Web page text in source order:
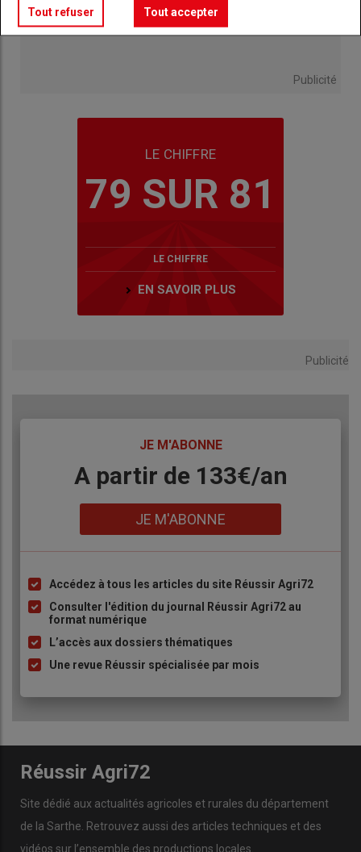
Publicité
LE CHIFFRE
79 SUR 81
LE CHIFFRE
EN SAVOIR PLUS
Publicité
JE M'ABONNE
BodyA partir de 133€/an
JE M'ABONNE
Liste
à
puce
Accédez à tous les articles du site Réussir Agri72
Consulter l'édition du journal Réussir Agri72 au
format numérique
L’accès aux dossiers thématiques
Une revue Réussir spécialisée par mois
Réussir Agri72
Site dédié aux actualités agricoles et rurales du département
de la Sarthe. Retrouvez aussi des articles techniques et des
vidéos sur l’ensemble des productions locales.
Tout refuser Tout accepter